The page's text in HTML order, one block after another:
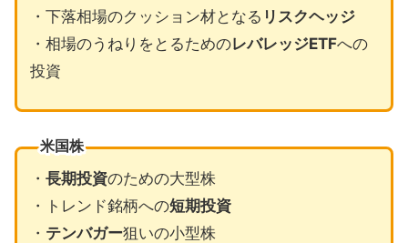
・下落相場のクッション材となる リスクヘッジ
・相場のうねりをとるためのレバレッジETFへの
投資
米国株
・ 長期投資のための大型株
・トレンド銘柄への短期投資
・ テンバガー狙いの小型株